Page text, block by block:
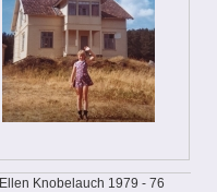
Ellen Knobelauch 1979 - 76